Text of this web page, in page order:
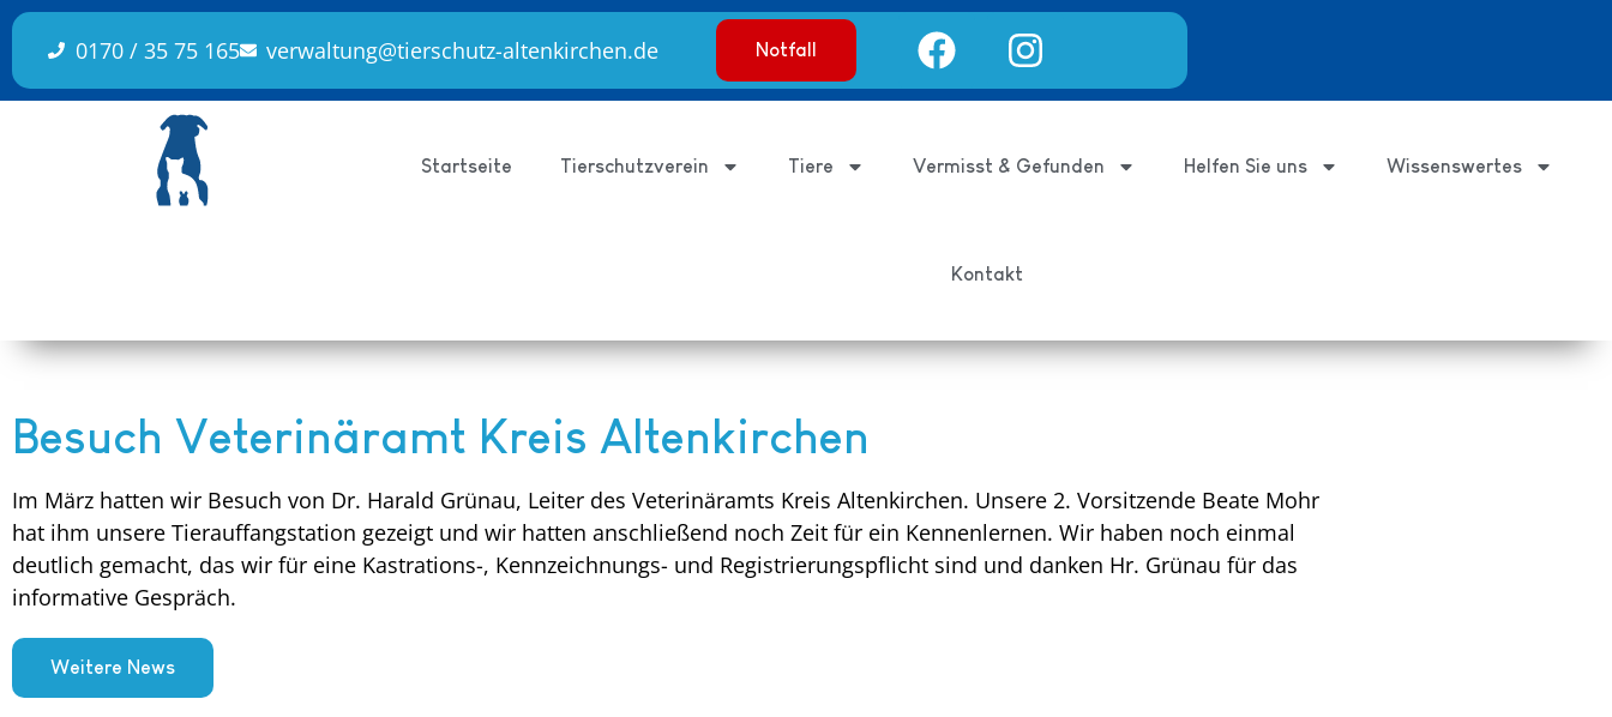
springen
0170 / 35 75 165 verwaltung@tierschutz-altenkirchen.de Notfall
Startseite Tierschutzverein Tiere Vermisst & Gefunden Helfen Sie uns Wissenswertes
Kontakt
Besuch Veterinäramt Kreis Altenkirchen
Im März hatten wir Besuch von Dr. Harald Grünau, Leiter des Veterinäramts Kreis Altenkirchen. Unsere 2. Vorsitzende Beate Mohr
hat ihm unsere Tierauffangstation gezeigt und wir hatten anschließend noch Zeit für ein Kennenlernen. Wir haben noch einmal
deutlich gemacht, das wir für eine Kastrations-, Kennzeichnungs- und Registrierungspflicht sind und danken Hr. Grünau für das
informative Gespräch.
Weitere News